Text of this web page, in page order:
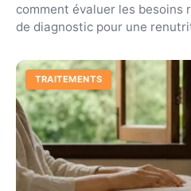
comment évaluer les besoins
de diagnostic pour une
TRAITEMENTS